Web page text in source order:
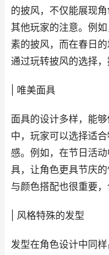
的披风，不仅能展现
其他玩家的注意。例
素的披风，而在春日的
通过玩转披风的选择，
| 唯美面具
面具的设计多样，能
中，玩家可以选择适
感。例如，在节日活
具，让角色更具节庆
与颜色搭配也很重要
| 风格特殊的发型
发型在角色设计中同